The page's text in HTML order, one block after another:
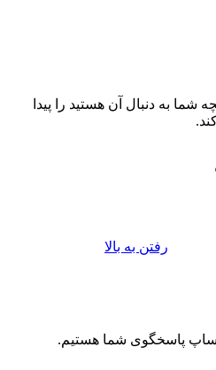
شما به دنبال آن هستید را پیدا
رفتن به بالا